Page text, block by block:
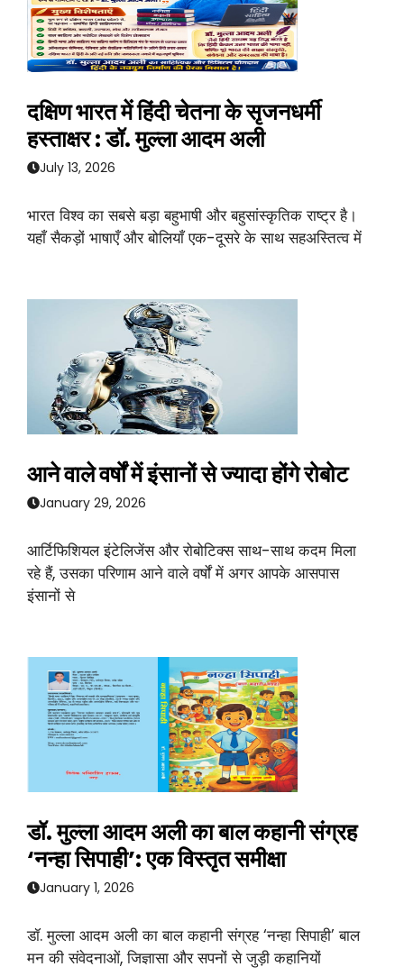
दक्षिण भारत में हिंदी चेतना के सृजनधर्मी
हस्ताक्षर : डॉ. मुल्ला आदम अली
July 13, 2026
भारत विश्व का सबसे बड़ा बहुभाषी और बहुसांस्कृतिक राष्ट्र है।
यहाँ सैकड़ों भाषाएँ और बोलियाँ एक-दूसरे के साथ सहअस्तित्व में
आने वाले वर्षों में इंसानों से ज्यादा होंगे रोबोट
January 29, 2026
आर्टिफिशियल इंटेलिजेंस और रोबोटिक्स साथ-साथ कदम मिला
रहे हैं, उसका परिणाम आने वाले वर्षों में अगर आपके आसपास
इंसानों से
डॉ. मुल्ला आदम अली का बाल कहानी संग्रह
‘नन्हा सिपाही’: एक विस्तृत समीक्षा
January 1, 2026
डॉ. मुल्ला आदम अली का बाल कहानी संग्रह ‘नन्हा सिपाही’ बाल
मन की संवेदनाओं, जिज्ञासा और सपनों से जुड़ी कहानियों